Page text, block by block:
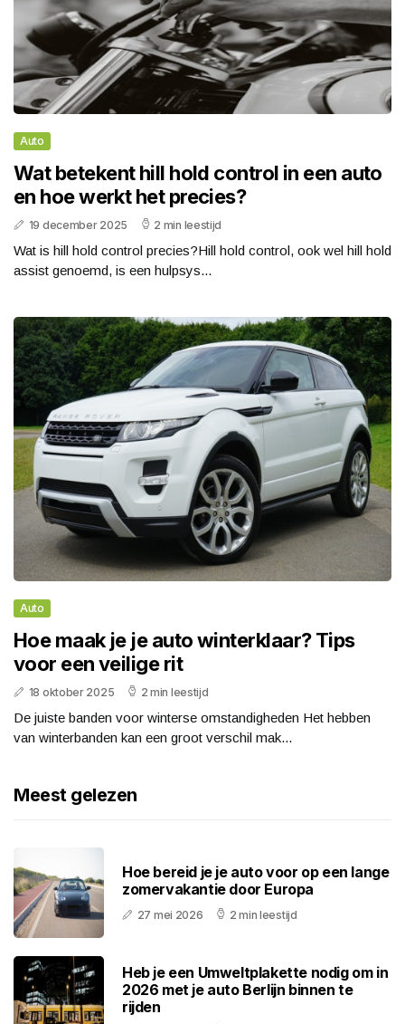
Auto
Wat betekent hill hold control in een auto
en hoe werkt het precies?
19 december 2025 2 min leestijd
Wat is hill hold control precies?Hill hold control, ook wel hill hold
assist genoemd, is een hulpsys...
Auto
Hoe maak je je auto winterklaar? Tips
voor een veilige rit
18 oktober 2025 2 min leestijd
De juiste banden voor winterse omstandigheden Het hebben
van winterbanden kan een groot verschil mak...
Meest gelezen
Hoe bereid je je auto voor op een lange
zomervakantie door Europa
27 mei 2026 2 min leestijd
Heb je een Umweltplakette nodig om in
2026 met je auto Berlijn binnen te
rijden